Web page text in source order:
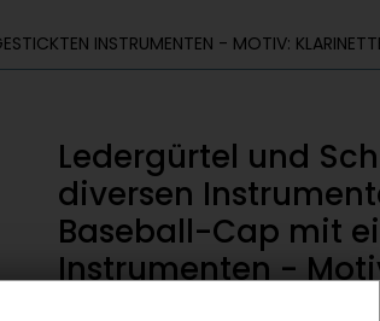
INSTRUMENTEN - MOTIV: KLARINETTE
Ledergürtel und
diversen
Baseball-Cap mit
Instrumenten -